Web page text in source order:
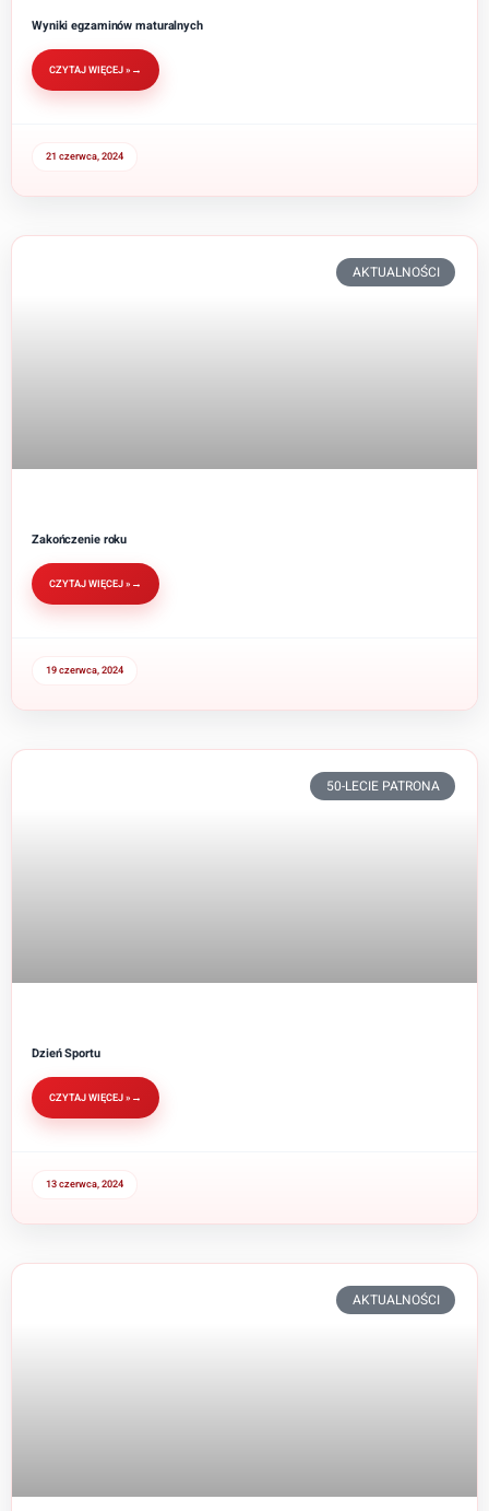
Wyniki egzaminów maturalnych
CZYTAJ WIĘCEJ »
21 czerwca, 2024
AKTUALNOŚCI
Zakończenie roku
CZYTAJ WIĘCEJ »
19 czerwca, 2024
50-LECIE PATRONA
Dzień Sportu
CZYTAJ WIĘCEJ »
13 czerwca, 2024
AKTUALNOŚCI